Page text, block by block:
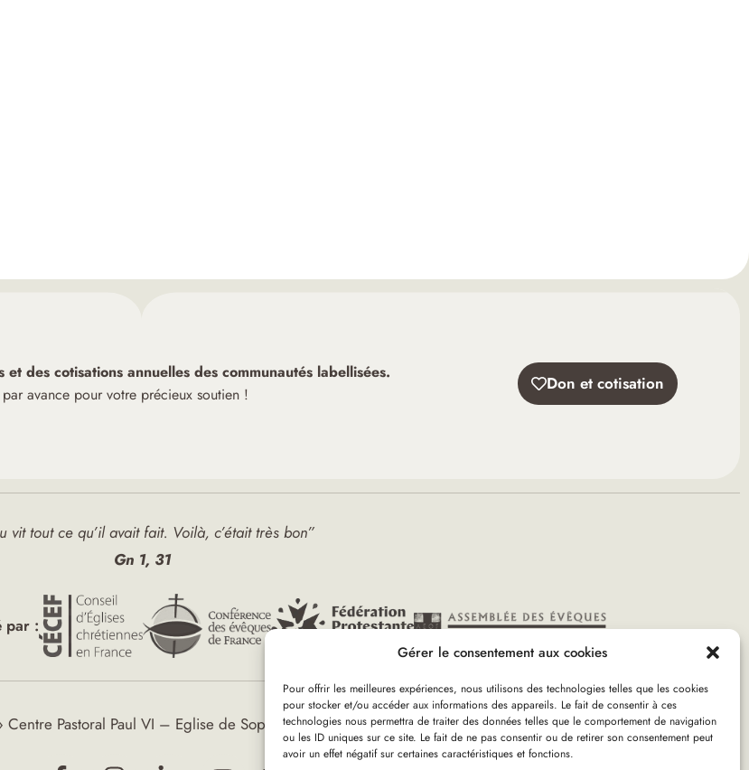
Gérer le consentement aux cookies
Pour offrir les meilleures expériences, nous utilisons des technologies telles que les cookies
pour stocker et/ou accéder aux informations des appareils. Le fait de consentir à ces
technologies nous permettra de traiter des données telles que le comportement de navigation
ou les ID uniques sur ce site. Le fait de ne pas consentir ou de retirer son consentement peut
avoir un effet négatif sur certaines caractéristiques et fonctions.
des cotisations annuelles des communautés labellisées.
avance pour votre précieux soutien !
Don et cotisation
vit tout ce qu’il avait fait. Voilà, c’était très bon”
Gn 1, 31
par :
Centre Pastoral Paul VI – Eglise de Sophia Antipolis – ND Sagesse